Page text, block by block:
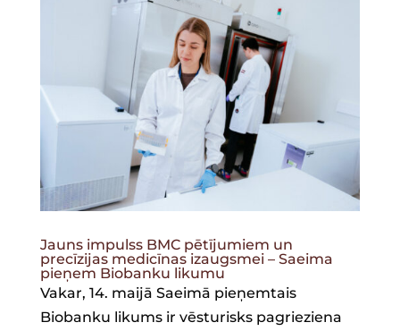
Jauns impulss BMC pētījumiem un
precīzijas medicīnas izaugsmei – Saeima
pieņem Biobanku likumu
Vakar, 14. maijā Saeimā pieņemtais
Biobanku likums ir vēsturisks pagrieziena